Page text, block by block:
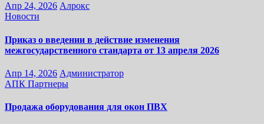
Апр 24, 2026 Алрокс
Новости
Приказ о введении в действие изменения
межгосударственного стандарта от 13 апреля 2026
Апр 14, 2026 Администратор
АПК Партнеры
Продажа оборудования для окон ПВХ